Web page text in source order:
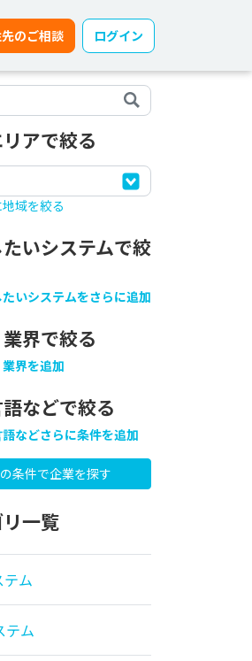
のご相談 ログイン
アで絞る
域を絞る
いシステムで絞
いシステムをさらに追加
界で絞る
界を追加
などで絞る
などさらに条件を追加
一覧
ム
テム